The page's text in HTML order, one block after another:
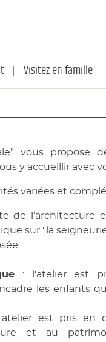
Visitez en famille
vous
y accueillir avec
variées et
de l’architecture
sur "la
: l'atelier est
les enfants
est pris en
et au